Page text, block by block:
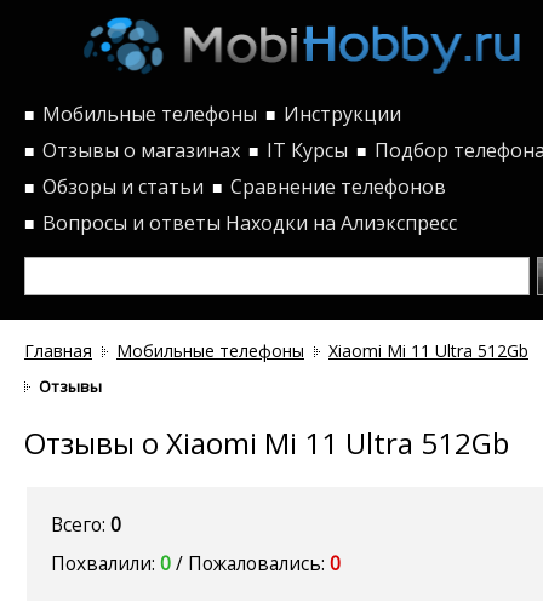
■ Мобильные телефоны ■ Инструкции
■ Отзывы о магазинах ■ IT Курсы ■ Подбор
■ Обзоры и статьи ■ Сравнение телефонов
■ Вопросы и ответы Находки на Алиэкспресс
Главная Мобильные телефоны Xiaomi Mi 11 Ultra 512Gb
Отзывы
Отзывы о Xiaomi Mi 11 Ultra 512Gb
Всего: 0
Похвалили: 0/ Пожаловались: 0